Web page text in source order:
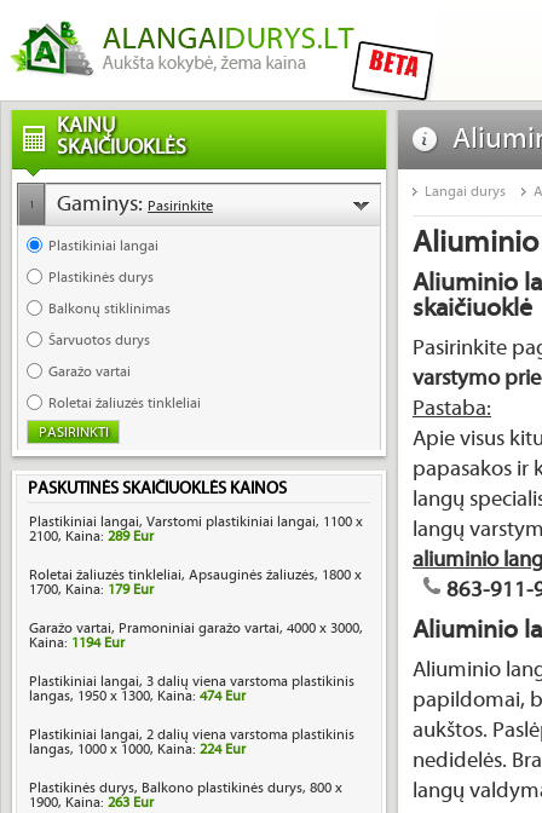
KAINŲ
SKAIČIUOKLĖS
1 Gaminys: Pasirinkite
Plastikiniai langai
Plastikinės durys
Balkonų stiklinimas
Šarvuotos durys
Garažo vartai
Roletai žaliuzės tinkleliai
PASKUTINĖS SKAIČIUOKLĖS KAINOS
Plastikiniai langai, Varstomi plastikiniai langai, 1100 x
2100, Kaina: 289 Eur
Roletai žaliuzės tinkleliai, Apsauginės žaliuzės, 1800 x
1700, Kaina: 179 Eur
Garažo vartai, Pramoniniai garažo vartai, 4000 x 3000,
Kaina: 1194 Eur
Plastikiniai langai, 3 dalių viena varstoma plastikinis
langas, 1950 x 1300, Kaina: 474 Eur
Plastikiniai langai, 2 dalių viena varstoma plastikinis
langas, 1000 x 1000, Kaina: 224 Eur
Plastikinės durys, Balkono plastikinės durys, 800 x
1900, Kaina: 263 Eur
Langai durys
Aliuminio
skaičiuoklė
Pasirinkite
varstymo
Pastaba:
Apie visus
papasakos ir
langų
langų
aliuminio
863-911-
Aliuminio
Aliuminio
papildomai,
aukštos.
nedidelės.
langų